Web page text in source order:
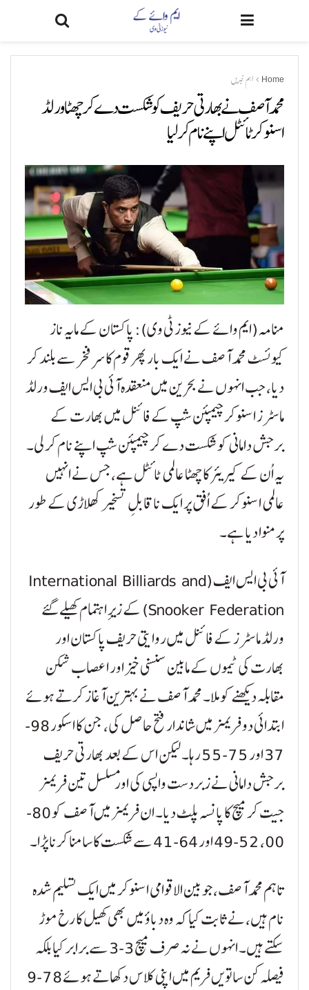
Home اہم خبریں
محمد آصف نے بھارتی حریف کو شکست دے کر چھٹا ورلڈ
اسنوکر ٹائٹل اپنے نام کر لیا
منامہ (ایم وائے کے نیوز ٹی وی): پاکستان کے مایہ ناز
کیوئسٹ محمد آصف نے ایک بار پھر قوم کا سر فخر سے بلند کر
دیا، جب انہوں نے بحرین میں منعقدہ آئی بی ایس ایف ورلڈ
ماسٹرز اسنوکر چیمپئن شپ کے فائنل میں بھارت کے
برجش دامانی کو شکست دے کر چیمپئن شپ اپنے نام کر لی۔
یہ اُن کے کیریئر کا چھٹا عالمی ٹائٹل ہے، جس نے انہیں
عالمی اسنوکر کے اُفق پر ایک ناقابلِ تسخیر کھلاڑی کے طور
پر منوا دیا ہے۔
آئی بی ایس ایف (International Billiards and
Snooker Federation) کے زیرِ اہتمام کھیلے گئے
ورلڈ ماسٹرز کے فائنل میں روایتی حریف پاکستان اور
بھارت کی ٹیموں کے مابین سنسنی خیز اور اعصاب شکن
مقابلہ دیکھنے کو ملا۔ محمد آصف نے بہترین آغاز کرتے ہوئے
ابتدائی دو فریمز میں شاندار فتح حاصل کی، جن کا اسکور 98-
37 اور 75-55 رہا۔ لیکن اس کے بعد بھارتی حریف
برجش دامانی نے زبردست واپسی کی اور مسلسل تین فریمز
جیت کر میچ کا پانسہ پلٹ دیا۔ ان فریمز میں آصف کو 80-
00، 52-49 اور 64-41 سے شکست کا سامنا کرنا پڑا۔
تاہم محمد آصف، جو بین الاقوامی اسنوکر میں ایک تسلیم شدہ
نام ہیں، نے ثابت کیا کہ وہ دباؤ میں بھی کھیل کا رخ موڑ
سکتے ہیں۔ انہوں نے نہ صرف میچ 3-3 سے برابر کیا بلکہ
فیصلہ کن ساتویں فریم میں اپنی کلاس دکھاتے ہوئے 78-9